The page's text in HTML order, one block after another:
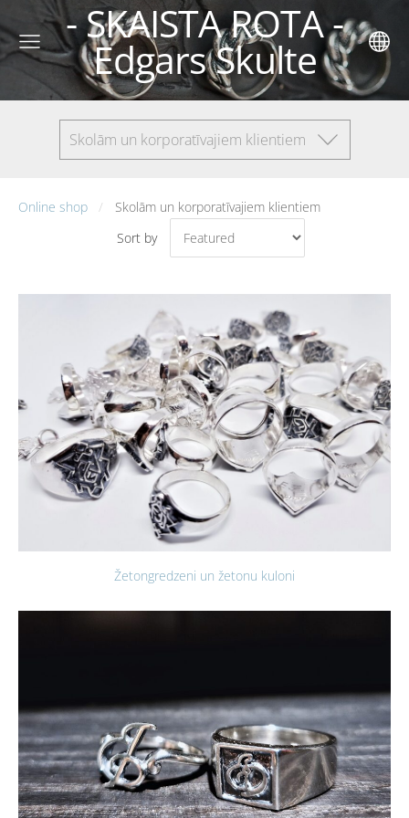
- SKAISTA ROTA -
Edgars Skulte
Skolām un korporatīvajiem klientiem
Online shop
Skolām un korporatīvajiem klientiem
Sort by
Žetongredzeni un žetonu kuloni